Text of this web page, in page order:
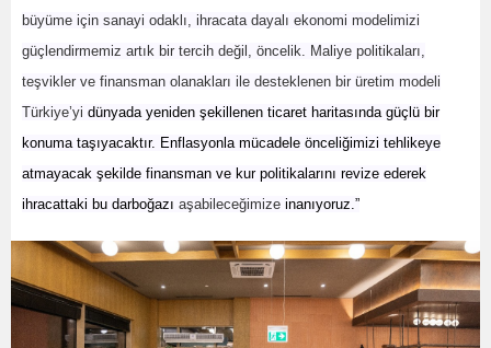
büyüme için sanayi odaklı, ihracata dayalı ekonomi modelimizi
güçlendirmemiz artık bir tercih değil, öncelik. Maliye politikaları,
teşvikler ve finansman olanakları ile desteklenen bir üretim modeli
Türkiye’yi dünyada yeniden şekillenen ticaret haritasında güçlü bir
konuma taşıyacaktır. Enflasyonla mücadele önceliğimizi tehlikeye
atmayacak şekilde finansman ve kur politikalarını revize ederek
ihracattaki bu darboğazı aşabileceğimize inanıyoruz.”